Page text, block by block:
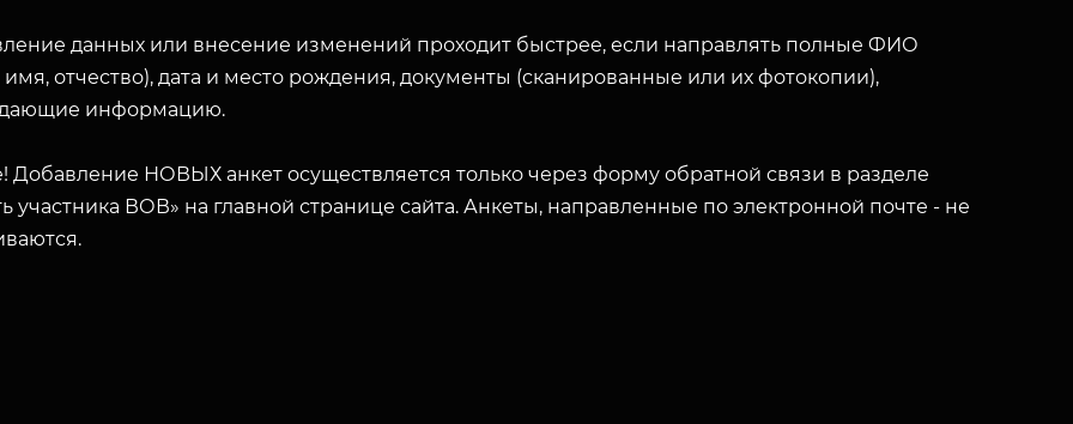
данных или внесение изменений проходит быстрее, если направлять полные ФИО
отчество), дата и место рождения, документы (сканированные или их фотокопии),
информацию.
Добавление НОВЫХ анкет осуществляется только через форму обратной связи в разделе
участника ВОВ» на главной странице сайта. Анкеты, направленные по электронной почте - не